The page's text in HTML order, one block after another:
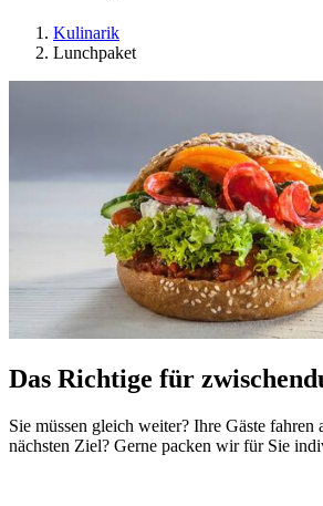
Kulinarik
Lunchpaket
Das Richtige für
Sie müssen gleich weiter? Ihre Gäste fahren
nächsten Ziel? Gerne packen wir für Sie